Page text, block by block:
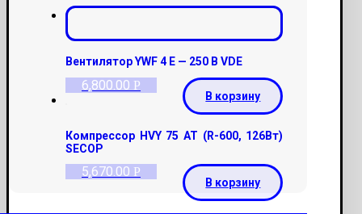
Вентилятор YWF 4 E — 250 В VDE
6,800.00 Р
В корзину
Компрессор HVY 75 AT (R-600, 126Вт)
SECOP
5,670.00 Р
В корзину